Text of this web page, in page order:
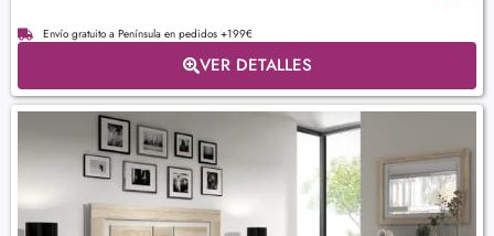
Envío gratuito a Península en pedidos +199€
VER DETALLES